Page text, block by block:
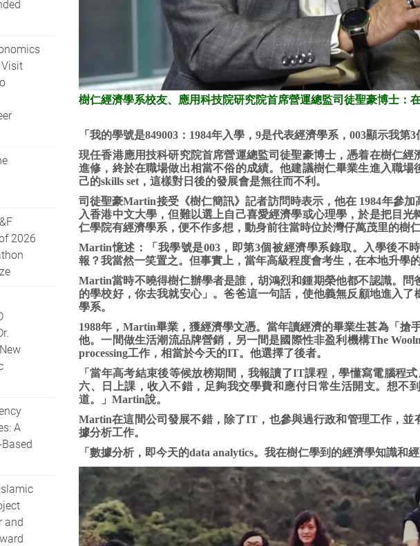
2026
A
and
樹仁經濟學系校友、應用科技院研究院首席營運總監司徒聖豪博士：
「我的學號是849003：1984年入學，9是代表經濟學系，003顯示我第
現任香港應用技科研究院首席營運總監司徒聖豪博士，憑着在樹仁
進修，終於在職場做出相當不俗的成績。他建議樹仁畢業生進入職
己的skills set，這樣對日後的發展會是無往而不利。
司徒聖豪Martin接受《樹仁簡訊》記者訪問時表示，他在 1984年參
入香港中文大學，但難以選上自己喜愛經濟學或心理學，於是把目
仁學院有經濟學系，便不作多想，動身前往當時位於灣仔萬茂里的樹
Martin憶述：「我學號是003，即第3個被經濟學系錄取。入學後不
報？我當然一笑置之。但事實上，當年高級程度會考生，在本地升學
Martin當時不曉得樹仁辦學者是誰，胡鴻烈和鍾期榮他都不認識。
的學校好，你去我就安心」。爸爸這一句話，使他義無反顧地進入
學系。
1988年，Martin畢業，獲經濟學文憑。當年讀經濟的畢業生甚為「搶
他。一間做生活潮流品牌營銷，另一間是國際性非盈利機構The
processing工作，相當於今天的IT。他選擇了後者。
「當年高考結束後等候放榜期間，我報讀了IT課程，學懂寫電腦程
六、日上課，收入不錯，足夠我交學費和應付日常生活開支。想不
道。」Martin說。
Martin在這間公司發展不錯，除了IT，也參與過行政和管理工作，
據分析工作。
「數據分析，即今天的data analytics。我在樹仁學到的經濟學知識